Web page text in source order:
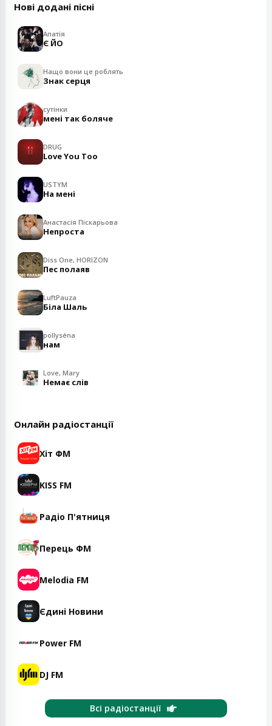
Нові додані пісні
Апатія
Є ЙО
Нащо вони це роблять
Знак серця
сутінки
мені так боляче
DRUG
Love You Too
USTYM
На мені
Анастасія Піскарьова
Непроста
Diss One, HORIZON
Пес полаяв
LuftPauza
Біла Шаль
pollyséna
нам
Love, Mary
Немає слів
Онлайн радіостанції
Хіт ФМ
KISS FM
Радіо П'ятниця
Перець ФМ
Melodia FM
Єдині Новини
Power FM
DJ FM
Всі радіостанції